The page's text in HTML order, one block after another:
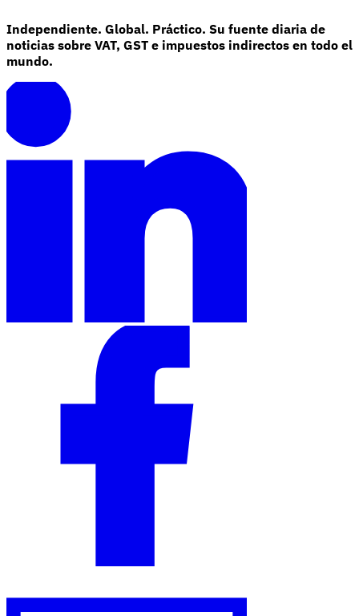
Independiente. Global. Práctico. Su fuente diaria de
noticias sobre VAT, GST e impuestos indirectos en todo el
mundo.